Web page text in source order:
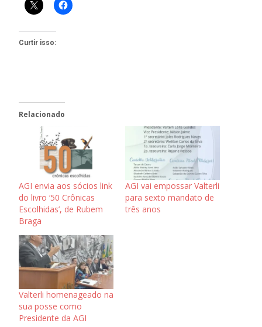
Curtir isso:
Relacionado
AGI envia aos sócios link
do livro ‘50 Crônicas
Escolhidas’, de Rubem
Braga
AGI vai empossar Valterli
para sexto mandato de
três anos
Valterli homenageado na
sua posse como
Presidente da AGI